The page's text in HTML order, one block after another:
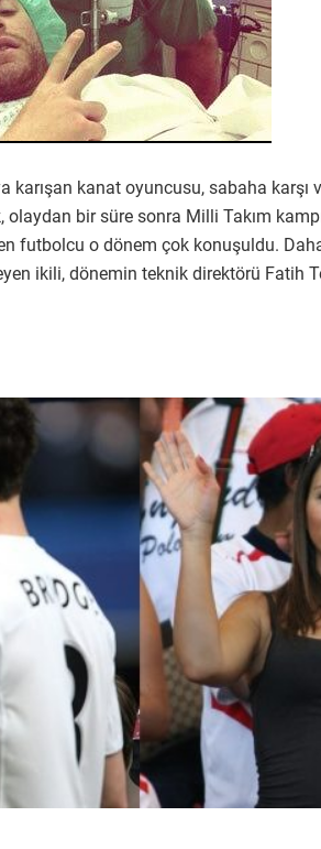
kanat oyuncusu, sabaha karşı
olaydan bir süre sonra Milli Takım
futbolcu o dönem çok konuşuldu.
ikili, dönemin teknik direktörü Fatih